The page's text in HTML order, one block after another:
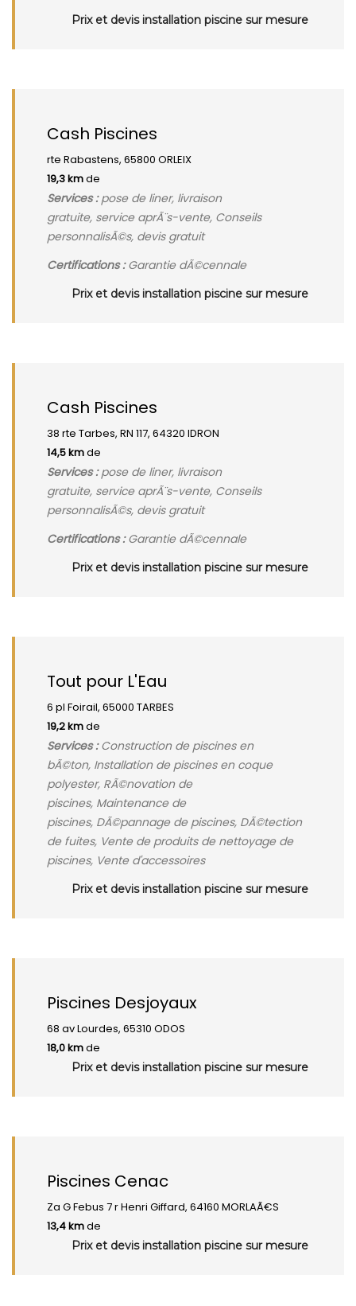
Prix et devis installation piscine sur mesure
Cash Piscines
rte Rabastens, 65800 ORLEIX
19,3 kmde
Services :pose de liner, livraison
gratuite, service aprÃ¨s-vente, Conseils
personnalisÃ©s, devis gratuit
Certifications :Garantie dÃ©cennale
Prix et devis installation piscine sur mesure
Cash Piscines
38 rte Tarbes, RN 117, 64320 IDRON
14,5 kmde
Services :pose de liner, livraison
gratuite, service aprÃ¨s-vente, Conseils
personnalisÃ©s, devis gratuit
Certifications :Garantie dÃ©cennale
Prix et devis installation piscine sur mesure
Tout pour L'Eau
6 pl Foirail, 65000 TARBES
19,2 kmde
Services :Construction de piscines en
bÃ©ton, Installation de piscines en coque
polyester, RÃ©novation de
piscines, Maintenance de
piscines, DÃ©pannage de piscines, DÃ©tection
de fuites, Vente de produits de nettoyage de
piscines, Vente d'accessoires
Prix et devis installation piscine sur mesure
Piscines Desjoyaux
68 av Lourdes, 65310 ODOS
18,0 kmde
Prix et devis installation piscine sur mesure
Piscines Cenac
Za G Febus 7 r Henri Giffard, 64160 MORLAÃ€S
13,4 kmde
Prix et devis installation piscine sur mesure